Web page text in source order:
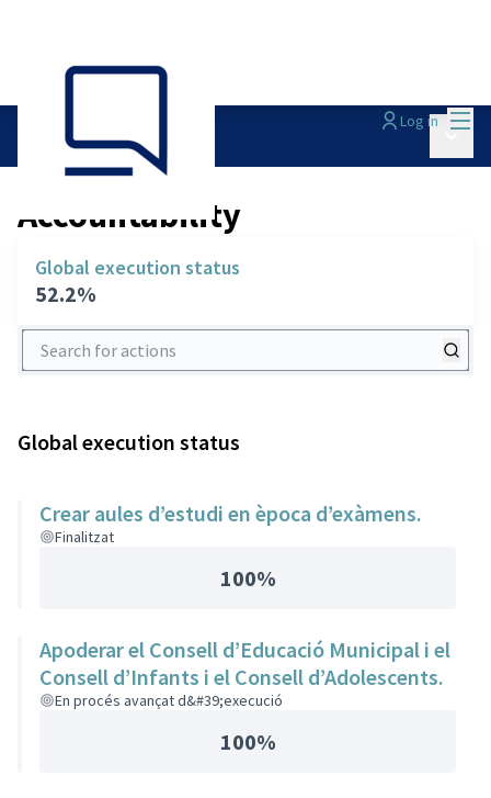
Log in
Accountability/ Main
Accountability
Global execution status
52.2%
Search for actions
Global execution status
Crear aules d’estudi en època d’exàmens.
Finalitzat
100%
Apoderar el Consell d’Educació Municipal i el
Consell d’Infants i el Consell d’Adolescents.
En procés avançat d&#39;execució
100%